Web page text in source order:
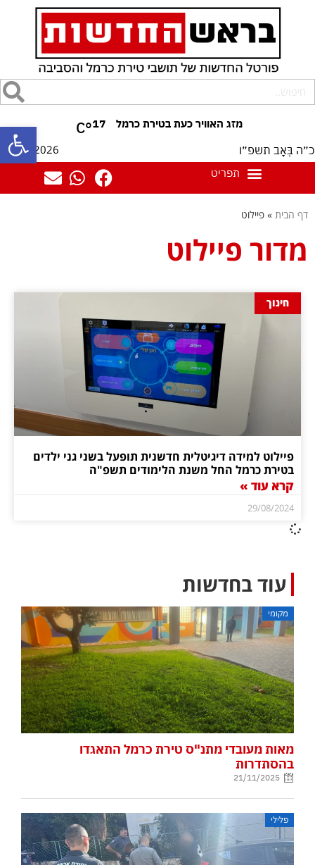
פתח 17
°C
כ״ה בְּאָב תשפ״ו 08/08/2026
דף הבית » פיילוט
מדור פיילוט
חינוך
פיילוט למידה דיגיטלית חדשנית תופעל בשני גני ילדים
בטירת כרמל החל משנת הלימודים תשפ"ה
קרא עוד »
29/08/2024
עוד בחדשות
מקומי
מאות מעובדי מתנ"ס טירת כרמל התאגדו
בהסתדרות
21/11/2025
פלילי